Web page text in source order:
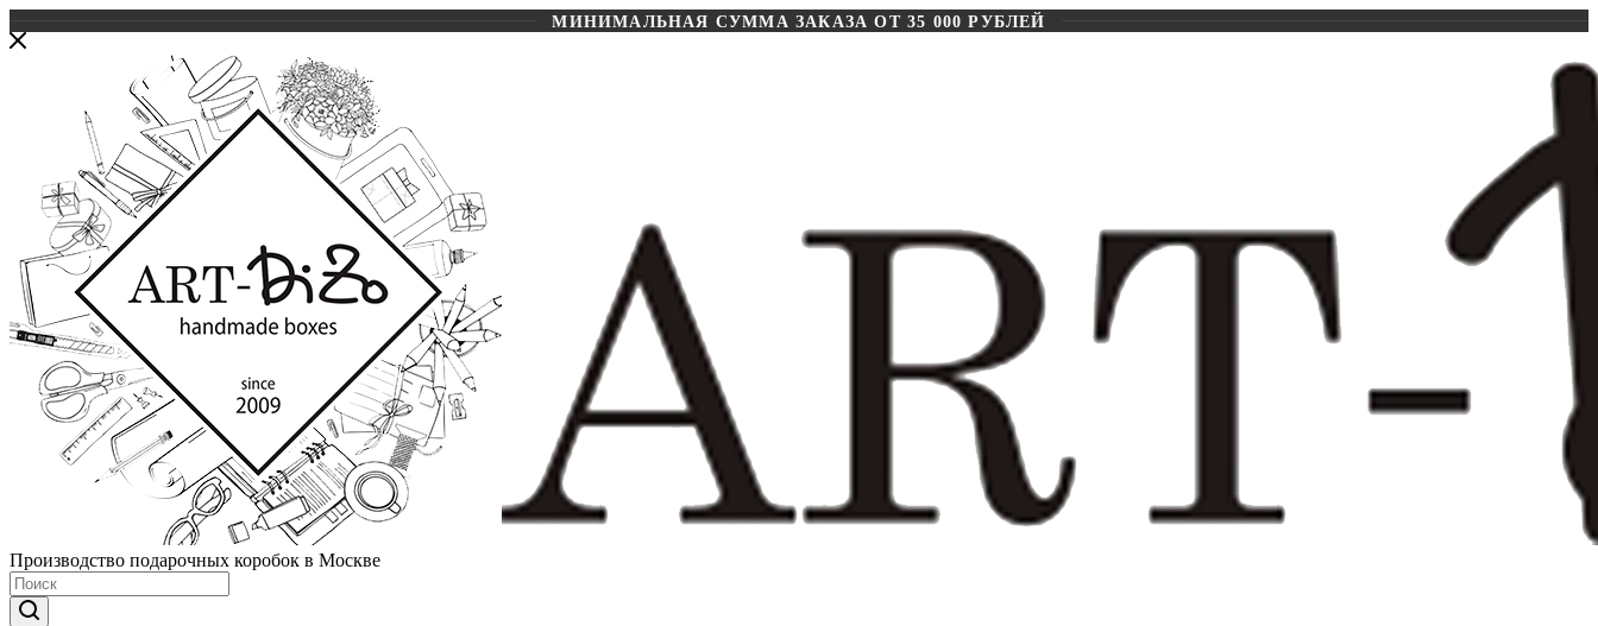
МИНИМАЛЬНАЯ СУММА ЗАКАЗА ОТ 35 000 РУБЛЕЙ
Производство подарочных коробок в Москве